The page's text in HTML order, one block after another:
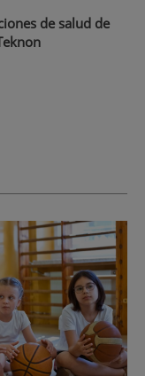
de salud de